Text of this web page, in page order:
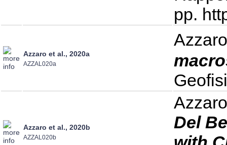
pp.
Azzaro et al., 2020a
AZZAL020a
Azzaro et al., 2020b
AZZAL020b
Del